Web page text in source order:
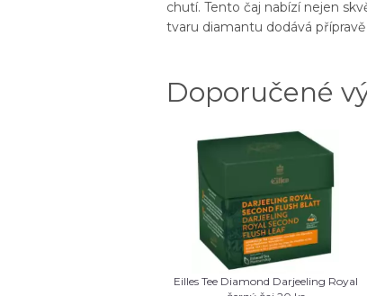
chutí. Tento čaj nabízí nejen
tvaru diamantu dodává
Doporučené
Eilles Tee Diamond Darjeeling Royal